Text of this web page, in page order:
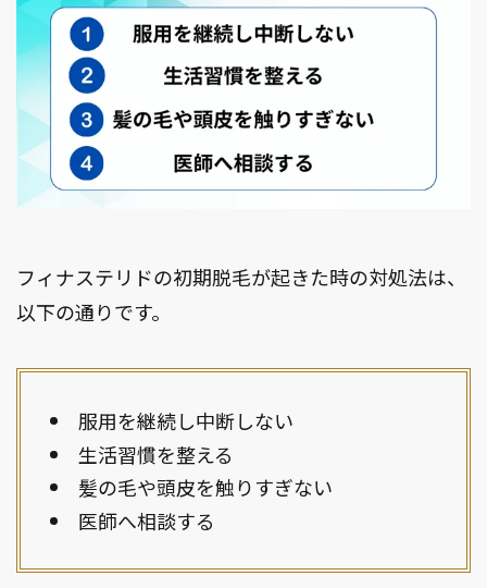
フィナステリドの初期脱毛が起きた時の対処法は、
以下の通りです。
服用を継続し中断しない
生活習慣を整える
髪の毛や頭皮を触りすぎない
医師へ相談する